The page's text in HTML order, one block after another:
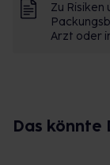
Zu Risiken
Arzt oder
Das könnte